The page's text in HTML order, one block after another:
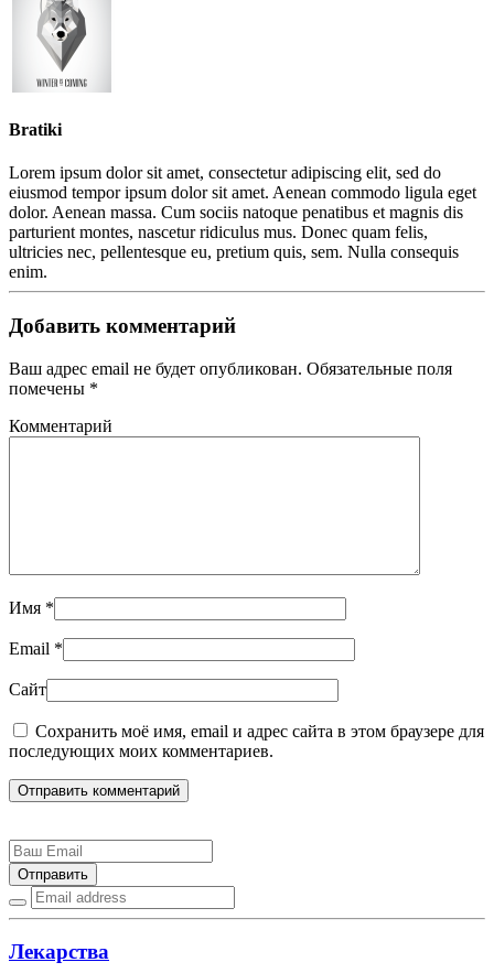
Bratiki
Lorem ipsum dolor sit amet, consectetur adipiscing elit, sed do
eiusmod tempor ipsum dolor sit amet. Aenean commodo ligula eget
dolor. Aenean massa. Cum sociis natoque penatibus et magnis dis
parturient montes, nascetur ridiculus mus. Donec quam felis,
ultricies nec, pellentesque eu, pretium quis, sem. Nulla consequis
enim.
Добавить комментарий
Ваш адрес email не будет опубликован. Обязательные поля
помечены *
Комментарий
Имя *
Email *
Сайт
Сохранить моё имя, email и адрес сайта в этом браузере для
последующих моих комментариев.
Отправить комментарий
Отправить
Лекарства